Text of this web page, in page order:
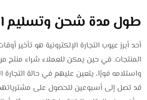
طول مدة شحن وتسليم
أحد أبرز عيوب التجارة الإلكترونية هو تأخير
المنتجات. في حين يمكن للعملاء شراء منتج
واستلامه فورًا، يتعين عليهم في حالة التجارة
قد تصل إلى أسبوعين للحصول على